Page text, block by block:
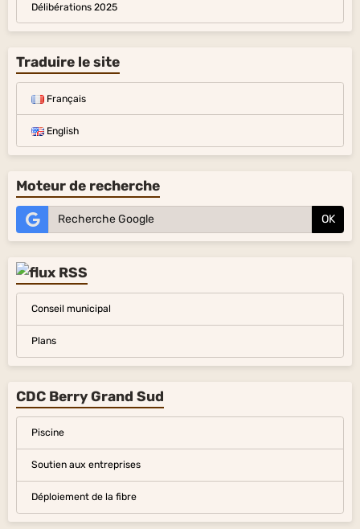
Délibérations 2025
Traduire le site
Français
English
Moteur de recherche
OK
Conseil municipal
Plans
CDC Berry Grand Sud
Piscine
Soutien aux entreprises
Déploiement de la fibre